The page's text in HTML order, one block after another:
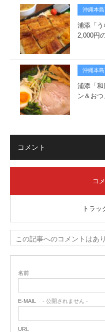
沖縄本
浦添「う
2,000円
沖縄本
浦添「和
ン＆お
コメント
コ
トラッ
この記事へのコメントはあ
名前
E-MAIL - 公開されません -
URL